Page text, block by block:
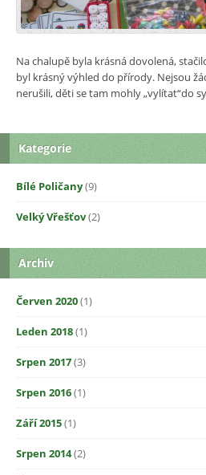
Na chalupě byla krásná dovolená,
byl krásný výhled do přírody. Nejsou
nerušili, děti se tam mohly „vylítat“do
Kategorie
Bílé Poličany(9)
Velký Vřešťov(2)
Archiv
Červen 2020(1)
Leden 2018(1)
Srpen 2017(3)
Srpen 2016(1)
Září 2015(1)
Srpen 2014(2)